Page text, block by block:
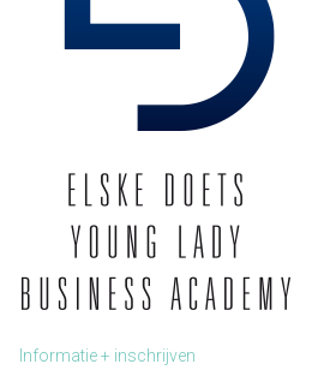
Informatie + inschrijven